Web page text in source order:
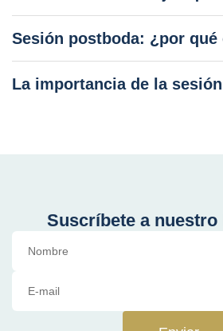
Sesión postboda: ¿por qué
La importancia de la
Suscríbete a nuestro